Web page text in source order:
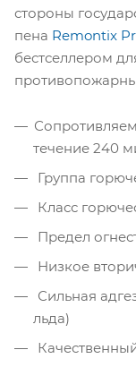
стороны
пена Remontix
бестселлером
течение 240
Группа
Класс
Предел
Низкое
Сильная
льда)